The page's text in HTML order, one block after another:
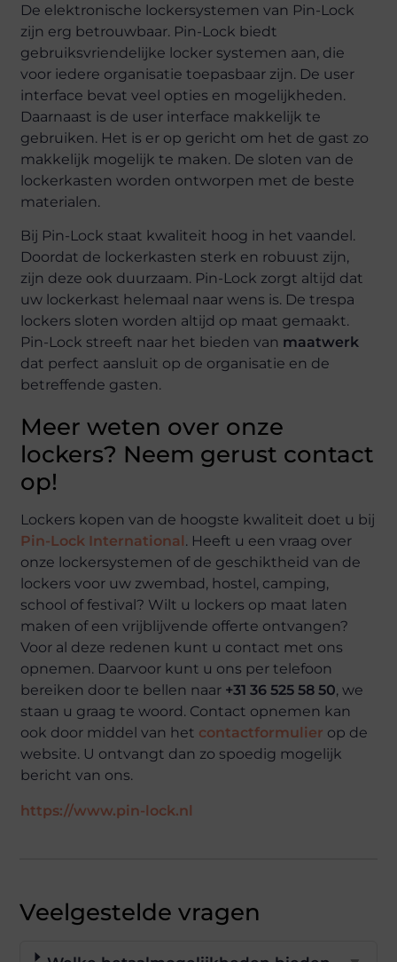
De elektronische lockersystemen van Pin-Lock
zijn erg betrouwbaar. Pin-Lock biedt
gebruiksvriendelijke locker systemen aan, die
voor iedere organisatie toepasbaar zijn. De user
interface bevat veel opties en mogelijkheden.
Daarnaast is de user interface makkelijk te
gebruiken. Het is er op gericht om het de gast zo
makkelijk mogelijk te maken. De sloten van de
lockerkasten worden ontworpen met de beste
materialen.
Bij Pin-Lock staat kwaliteit hoog in het vaandel.
Doordat de lockerkasten sterk en robuust zijn,
zijn deze ook duurzaam. Pin-Lock zorgt altijd dat
uw lockerkast helemaal naar wens is. De trespa
lockers sloten worden altijd op maat gemaakt.
Pin-Lock streeft naar het bieden van maatwerk
dat perfect aansluit op de organisatie en de
betreffende gasten.
Meer weten over onze
lockers? Neem gerust contact
op!
Lockers kopen van de hoogste kwaliteit doet u bij
Pin-Lock International. Heeft u een vraag over
onze lockersystemen of de geschiktheid van de
lockers voor uw zwembad, hostel, camping,
school of festival? Wilt u lockers op maat laten
maken of een vrijblijvende offerte ontvangen?
Voor al deze redenen kunt u contact met ons
opnemen. Daarvoor kunt u ons per telefoon
bereiken door te bellen naar +31 36 525 58 50, we
staan u graag te woord. Contact opnemen kan
ook door middel van het contactformulier op de
website. U ontvangt dan zo spoedig mogelijk
bericht van ons.
https://www.pin-lock.nl
Veelgestelde vragen